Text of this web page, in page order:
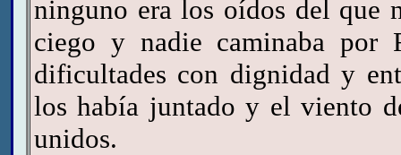
ninguno era los oídos del que
ciego y nadie caminaba por
dificultades con dignidad y
los había juntado y el viento
unidos.